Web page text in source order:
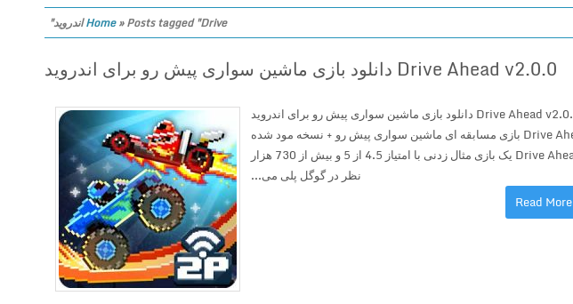
Home»Posts tagged "Drive اندروید"
Drive Ahead v2.0.0 دانلود بازی ماشین سواری پیش رو برای اندروید
Drive Ahead v2.0.0 دانلود بازی ماشین سواری پیش رو برای اندروید
Drive Ahead بازی مسابقه ای ماشین سواری پیش رو + نسخه مود شده
Drive Ahead یک بازی مثال زدنی با امتیاز 4.5 از 5 و بیش از 730 هزار
نظر در گوگل پلی می...
Read More